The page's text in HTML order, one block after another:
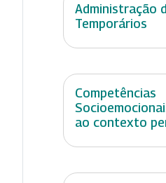
Administração
Temporários
Competências
ao contexto